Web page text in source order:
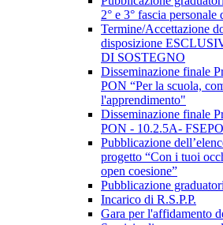
2° e 3° fascia
Termine/Accettazione
disposizione
DI SOSTEGNO
Disseminazione finale
PON “Per la scuola,
l'apprendimento"
Disseminazione finale
PON - 10.2.5A-
Pubblicazione
progetto “Con i tuoi
open coesione”
Pubblicazione
Incarico di R.S.P.P.
Gara per l'affidamento